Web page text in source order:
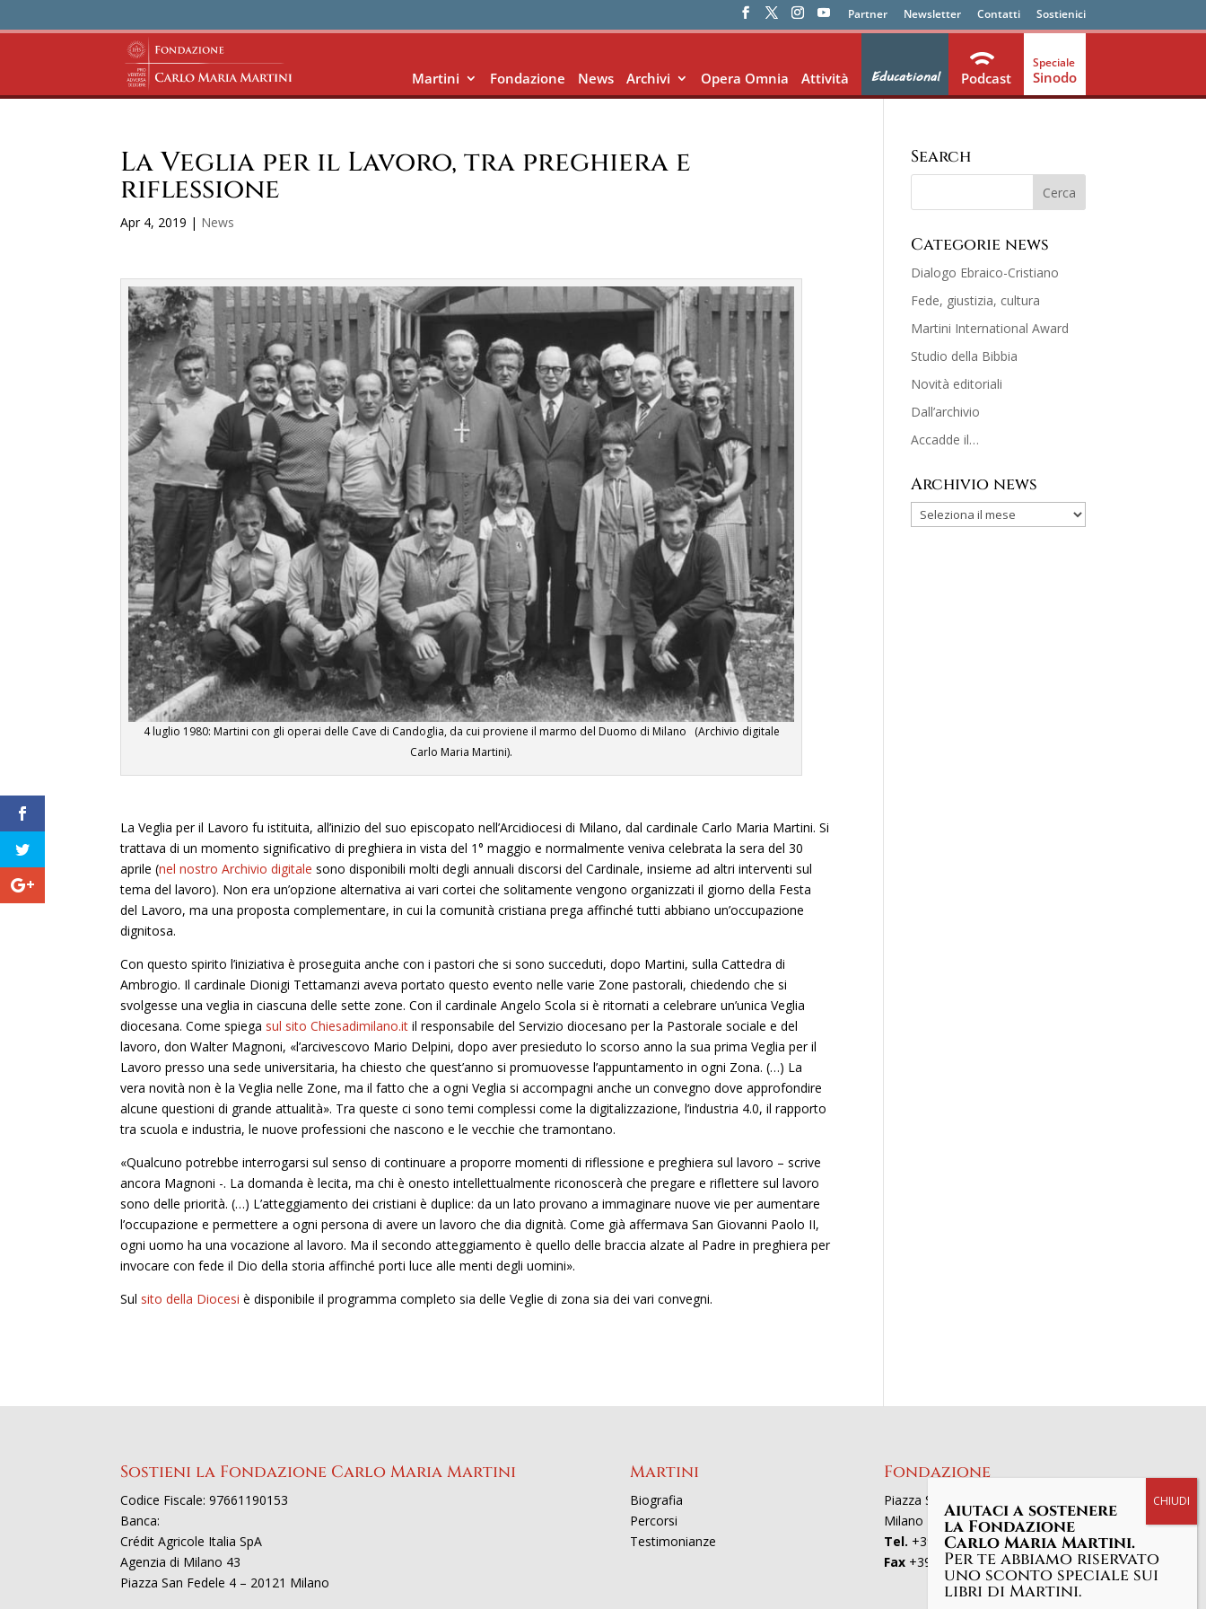
Partner Newsletter Contatti Sostienici
Martini Fondazione News Archivi Opera Omnia Attività Educational Podcast Sinodo
La Veglia per il Lavoro, tra preghiera e
riflessione
Apr 4, 2019 | News
4 luglio 1980: Martini con gli operai delle Cave di Candoglia, da cui proviene il marmo del Duomo di Milano (Archivio digitale
Carlo Maria Martini).
La Veglia per il Lavoro fu istituita, all’inizio del suo episcopato nell’Arcidiocesi di Milano, dal cardinale Carlo Maria Martini. Si
trattava di un momento significativo di preghiera in vista del 1° maggio e normalmente veniva celebrata la sera del 30
aprile (nel nostro Archivio digitale sono disponibili molti degli annuali discorsi del Cardinale, insieme ad altri interventi sul
tema del lavoro). Non era un’opzione alternativa ai vari cortei che solitamente vengono organizzati il giorno della Festa
del Lavoro, ma una proposta complementare, in cui la comunità cristiana prega affinché tutti abbiano un’occupazione
dignitosa.
Con questo spirito l’iniziativa è proseguita anche con i pastori che si sono succeduti, dopo Martini, sulla Cattedra di
Ambrogio. Il cardinale Dionigi Tettamanzi aveva portato questo evento nelle varie Zone pastorali, chiedendo che si
svolgesse una veglia in ciascuna delle sette zone. Con il cardinale Angelo Scola si è ritornati a celebrare un’unica Veglia
diocesana. Come spiega sul sito Chiesadimilano.it il responsabile del Servizio diocesano per la Pastorale sociale e del
lavoro, don Walter Magnoni, «l’arcivescovo Mario Delpini, dopo aver presieduto lo scorso anno la sua prima Veglia per il
Lavoro presso una sede universitaria, ha chiesto che quest’anno si promuovesse l’appuntamento in ogni Zona. (…) La
vera novità non è la Veglia nelle Zone, ma il fatto che a ogni Veglia si accompagni anche un convegno dove approfondire
alcune questioni di grande attualità». Tra queste ci sono temi complessi come la digitalizzazione, l’industria 4.0, il rapporto
tra scuola e industria, le nuove professioni che nascono e le vecchie che tramontano.
«Qualcuno potrebbe interrogarsi sul senso di continuare a proporre momenti di riflessione e preghiera sul lavoro – scrive
ancora Magnoni -. La domanda è lecita, ma chi è onesto intellettualmente riconoscerà che pregare e riflettere sul lavoro
sono delle priorità. (…) L’atteggiamento dei cristiani è duplice: da un lato provano a immaginare nuove vie per aumentare
l’occupazione e permettere a ogni persona di avere un lavoro che dia dignità. Come già affermava San Giovanni Paolo II,
ogni uomo ha una vocazione al lavoro. Ma il secondo atteggiamento è quello delle braccia alzate al Padre in preghiera per
invocare con fede il Dio della storia affinché porti luce alle menti degli uomini».
Sul sito della Diocesi è disponibile il programma completo sia delle Veglie di zona sia dei vari convegni.
Search
Categorie news
Dialogo Ebraico-Cristiano
Fede, giustizia, cultura
Martini International Award
Studio della Bibbia
Novità editoriali
Dall’archivio
Accadde il…
Archivio news
Sostieni la Fondazione Carlo Maria Martini
Codice Fiscale: 97661190153
Banca:
Crédit Agricole Italia SpA
Agenzia di Milano 43
Piazza San Fedele 4 – 20121 Milano
Martini
Biografia
Percorsi
Testimonianze
Fondazione
Piazza San Fedele 4, 20121
Milano
Tel. +39 02863521
Fax +39 0286352801
Aiutaci a sostenere
la Fondazione
Carlo Maria Martini.
Per te abbiamo riservato
uno sconto speciale sui
libri di Martini.